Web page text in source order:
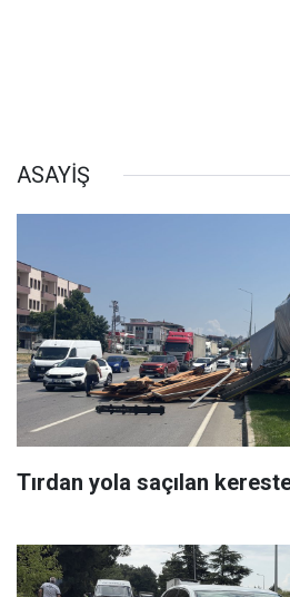
ASAYİŞ
Tırdan yola saçılan